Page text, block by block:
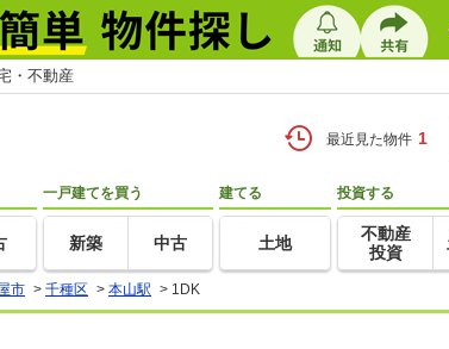
・不動産
最近見た物件 1
一戸建てを買う
新築 中古
建てる
土地
投資する
不動産
投資
市 > 千種区 > 本山駅 > 1DK